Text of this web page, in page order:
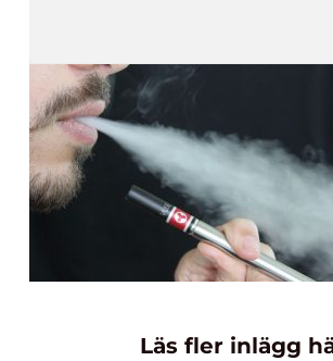
Läs fler inlägg